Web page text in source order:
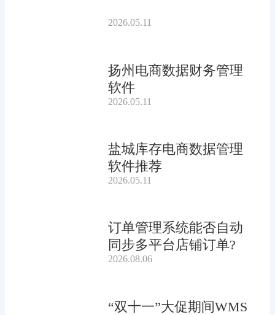
2026.05.11
扬州电商数据财务管理
软件
2026.05.11
盐城库存电商数据管理
软件推荐
2026.05.11
订单管理系统能否自动
同步多平台店铺订单?
2026.08.06
“双十一”大促期间WMS